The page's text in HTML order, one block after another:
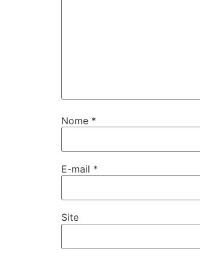
Nome *
E-mail *
Site